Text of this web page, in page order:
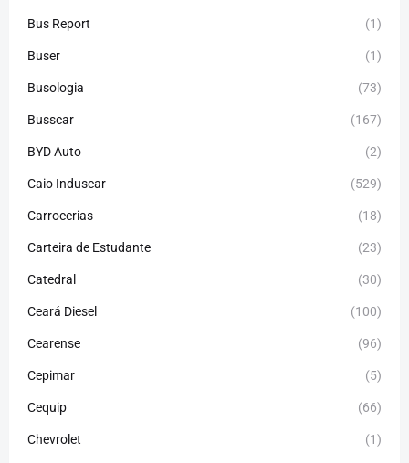
Bus Report (1)
Buser (1)
Busologia (73)
Busscar (167)
BYD Auto (2)
Caio Induscar (529)
Carrocerias (18)
Carteira de Estudante (23)
Catedral (30)
Ceará Diesel (100)
Cearense (96)
Cepimar (5)
Cequip (66)
Chevrolet (1)